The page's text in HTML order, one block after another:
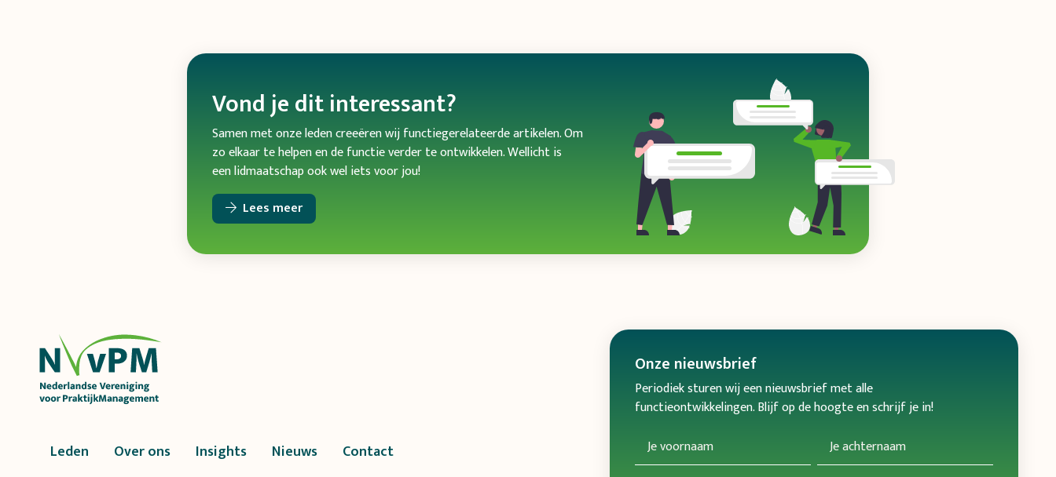
Vond je dit interessant?
Samen met onze leden creeëren wij functiegerelateerde artikelen. Om
zo elkaar te helpen en de functie verder te ontwikkelen. Wellicht is
een lidmaatschap ook wel iets voor jou!
Lees meer
Leden Over ons Insights Nieuws Contact
Onze nieuwsbrief
Periodiek sturen wij een nieuwsbrief met alle
functieontwikkelingen. Blijf op de hoogte en schrijf je in!